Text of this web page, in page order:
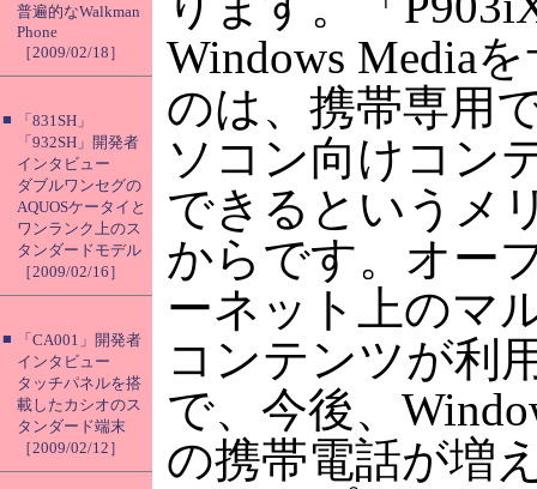
普遍的なWalkman
Phone
［2009/02/18］
■
「831SH」
「932SH」開発者
インタビュー
ダブルワンセグの
AQUOSケータイと
ワンランク上のス
タンダードモデル
［2009/02/16］
■
「CA001」開発者
インタビュー
タッチパネルを搭
載したカシオのス
タンダード端末
［2009/02/12］
Windows Media
のは、携帯専用
ソコン向けコン
できるというメ
からです。オー
ーネット上のマ
コンテンツが利
で、今後、
の携帯電話が増